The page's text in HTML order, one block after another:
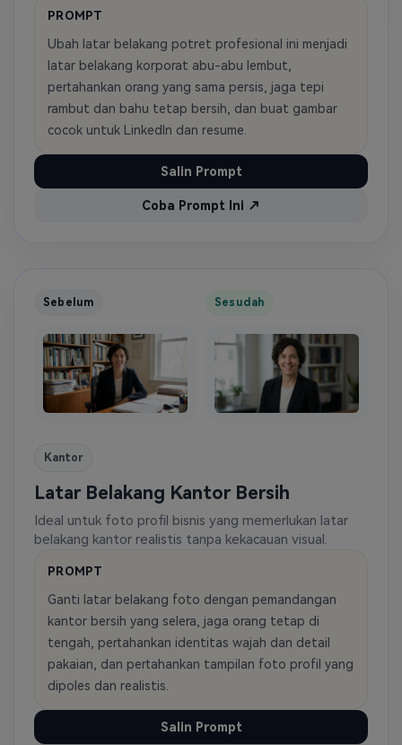
PROMPT
Ubah latar belakang potret profesional ini menjadi
latar belakang korporat abu-abu lembut,
pertahankan orang yang sama persis, jaga tepi
rambut dan bahu tetap bersih, dan buat gambar
cocok untuk LinkedIn dan resume.
Salin Prompt
Coba Prompt Ini ↗
Sebelum Sesudah
Kantor
Latar Belakang Kantor Bersih
Ideal untuk foto profil bisnis yang memerlukan latar
belakang kantor realistis tanpa kekacauan visual.
PROMPT
Ganti latar belakang foto dengan pemandangan
kantor bersih yang selera, jaga orang tetap di
tengah, pertahankan identitas wajah dan detail
pakaian, dan pertahankan tampilan foto profil yang
dipoles dan realistis.
Salin Prompt